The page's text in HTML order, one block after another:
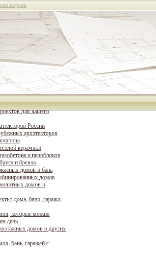
версия
для вашего
России
архитекторов
керамики
и пеноблоков
и бревна
домов и бань
домов
домов и
дома, бани, гаражи,
которые можно
день
домов и других
бань, гаражей с